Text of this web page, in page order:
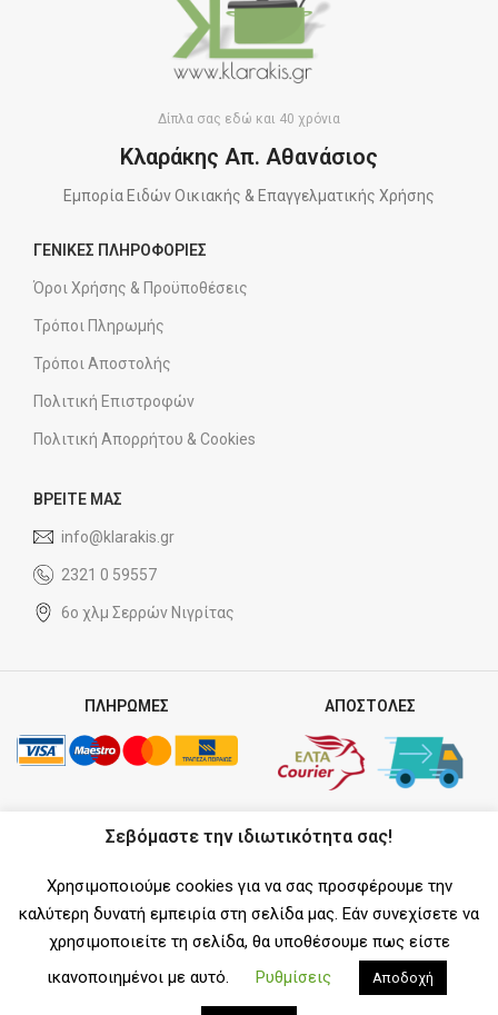
Δίπλα σας εδώ και 40 χρόνια
Κλαράκης Απ. Αθανάσιος
Εμπορία Ειδών Οικιακής & Επαγγελματικής Χρήσης
ΓΕΝΙΚΕΣ ΠΛΗΡΟΦΟΡΙΕΣ
Όροι Χρήσης & Προϋποθέσεις
Τρόποι Πληρωμής
Τρόποι Αποστολής
Πολιτική Επιστροφών
Πολιτική Απορρήτου & Cookies
ΒΡΕΙΤΕ ΜΑΣ
info@klarakis.gr
2321 0 59557
6ο χλμ Σερρών Νιγρίτας
ΠΛΗΡΩΜΕΣ ΑΠΟΣΤΟΛΕΣ
ΣΥΝΕΡΓΑΤΗΣ
SOCIAL MEDIA
Σεβόμαστε την ιδιωτικότητα σας!
Χρησιμοποιούμε cookies για να σας προσφέρουμε την
καλύτερη δυνατή εμπειρία στη σελίδα μας. Εάν συνεχίσετε να
χρησιμοποιείτε τη σελίδα, θα υποθέσουμε πως είστε
ικανοποιημένοι με αυτό.
Ρυθμίσεις Αποδοχή